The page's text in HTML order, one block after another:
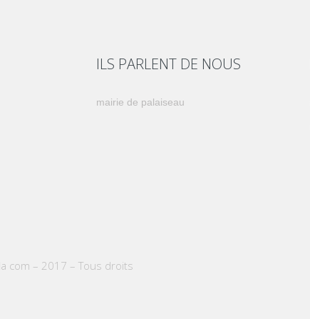
ILS PARLENT DE NOUS
mairie de palaiseau
com – 2017 – Tous droits